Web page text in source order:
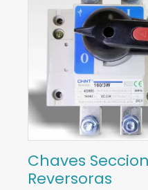
Chaves
Reversoras